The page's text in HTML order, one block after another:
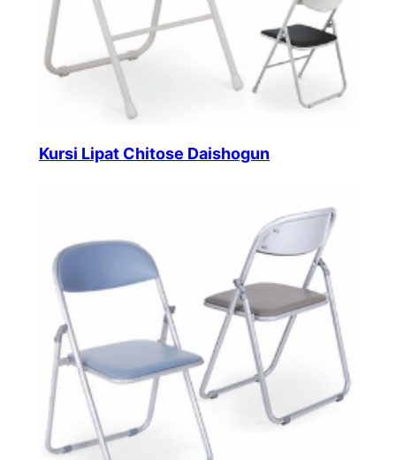
Kursi Lipat Chitose Daishogun